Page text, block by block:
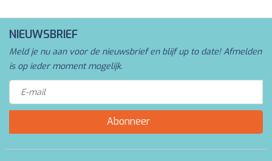
NIEUWSBRIEF
Meld je nu aan voor de nieuwsbrief en blijf up to date! Afmelden
is op ieder moment mogelijk.
Abonneer